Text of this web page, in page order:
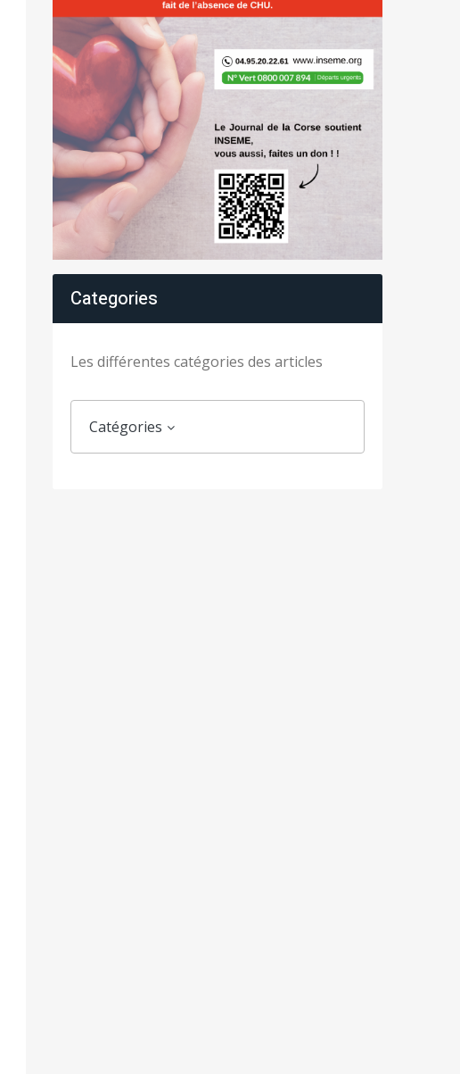
Categories
Les différentes catégories des articles
Catégories